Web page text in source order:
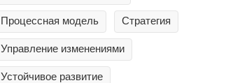
Процессная модель Стратегия
Управление изменениями
Устойчивое развитие